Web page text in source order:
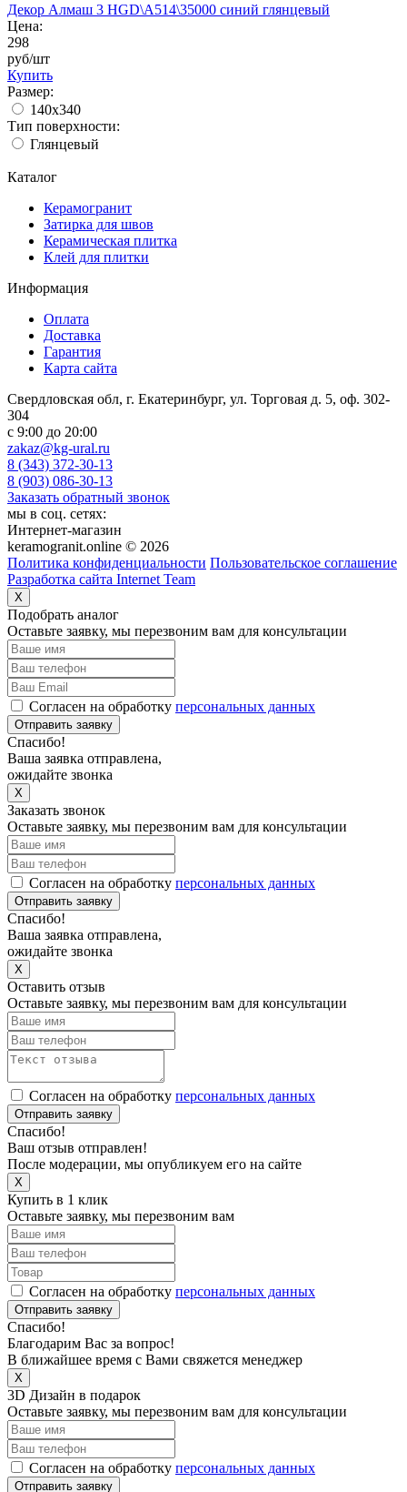
Декор Алмаш 3 HGD\A514\35000 синий глянцевый
Цена:
298
руб/шт
Купить
Размер:
140x340
Тип поверхности:
Глянцевый
Каталог
Керамогранит
Затирка для швов
Керамическая плитка
Клей для плитки
Информация
Оплата
Доставка
Гарантия
Карта сайта
Свердловская обл, г. Екатеринбург, ул. Торговая д. 5, оф. 302-
304
c 9:00 до 20:00
zakaz@kg-ural.ru
8 (343) 372-30-13
8 (903) 086-30-13
Заказать обратный звонок
мы в соц. сетях:
Интернет-магазин
keramogranit.online © 2026
Политика конфиденциальности Пользовательское соглашение
Разработка сайта Internet Team
X
Подобрать аналог
Оставьте заявку, мы перезвоним вам для консультации
Согласен на обработку персональных данных
Отправить заявку
Спасибо!
Ваша заявка отправлена,
ожидайте звонка
X
Заказать звонок
Оставьте заявку, мы перезвоним вам для консультации
Согласен на обработку персональных данных
Отправить заявку
Спасибо!
Ваша заявка отправлена,
ожидайте звонка
X
Оставить отзыв
Оставьте заявку, мы перезвоним вам для консультации
Согласен на обработку персональных данных
Отправить заявку
Спасибо!
Ваш отзыв отправлен!
После модерации, мы опубликуем его на сайте
X
Купить в 1 клик
Оставьте заявку, мы перезвоним вам
Согласен на обработку персональных данных
Отправить заявку
Спасибо!
Благодарим Вас за вопрос!
В ближайшее время с Вами свяжется менеджер
X
3D Дизайн в подарок
Оставьте заявку, мы перезвоним вам для консультации
Согласен на обработку персональных данных
Отправить заявку